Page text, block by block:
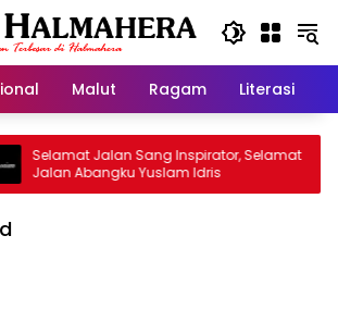
Malut Ragam Literasi
Jalan Sang Inspirator, Selamat
Abangku Yuslam Idris